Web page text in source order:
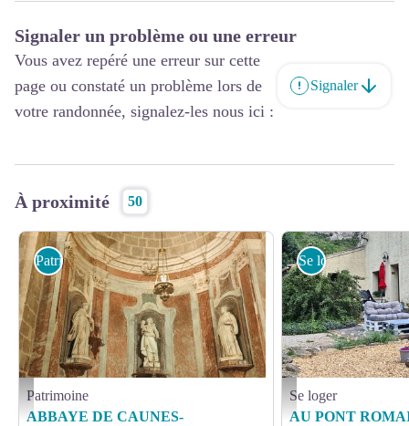
Signaler un problème ou une erreur
Vous avez repéré une erreur sur cette
page ou constaté un problème lors de
votre randonnée, signalez-les nous ici :
Signaler
À proximité 50
IMG_20191013_151629 - ADT Aude_Alexandra Maurer
Patrimoine
Patrimoine
ABBAYE DE CAUNES-
LA MONTAGNE PATIO
Se loger
Se loger
AU PONT